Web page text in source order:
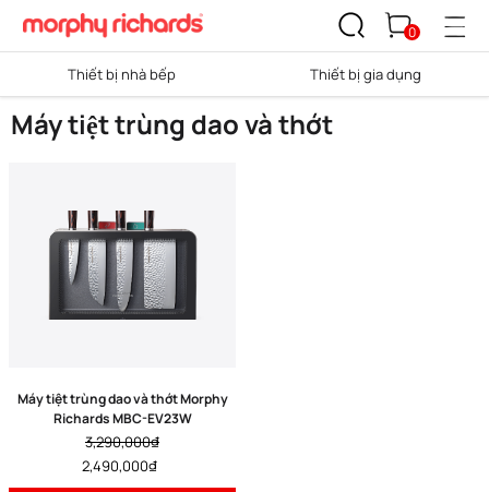
0
Thiết bị nhà bếp Thiết bị gia dụng
Máy tiệt trùng dao và thớt
Máy tiệt trùng dao và thớt Morphy
Richards MBC-EV23W
3,290,000₫
2,490,000₫